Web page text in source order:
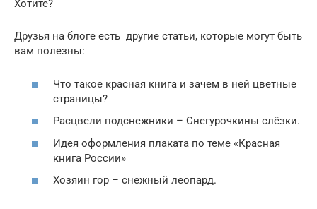
Хотите?
Друзья на блоге есть другие статьи, которые могут быть
вам полезны:
Что такое красная книга и зачем в ней цветные
страницы?
Расцвели подснежники – Снегурочкины слёзки.
Идея оформления плаката по теме «Красная
книга России»
Хозяин гор – снежный леопард.